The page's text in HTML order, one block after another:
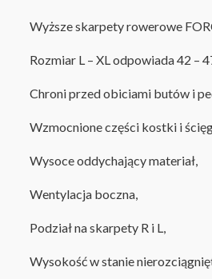
Wyższe skarpety rowerowe
Rozmiar L – XL odpowiada 42 –
Chroni przed obiciami butów i
Wzmocnione części kostki i
Wysoce oddychający materiał,
Wentylacja boczna,
Podział na skarpety R i L,
Wysokość w stanie